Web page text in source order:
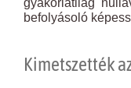
befolyásoló
Kimetszették